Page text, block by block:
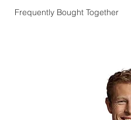
Frequently Bought Together